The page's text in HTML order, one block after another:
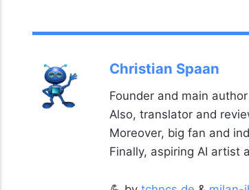
Christian Spaan
Founder and main
Also, translator and
Moreover, big fan and
Finally, aspiring AI artist